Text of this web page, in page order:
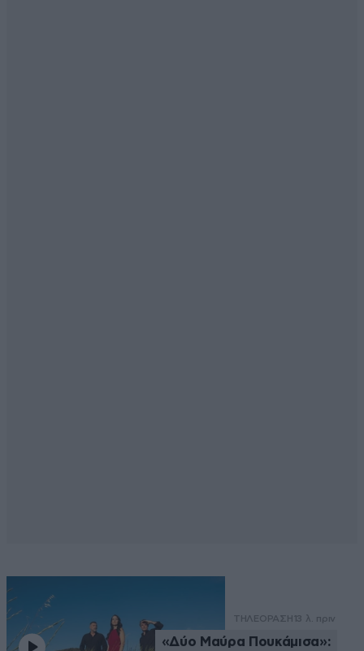
ΤΗΛΕΟΡΑΣΗ 13 λ. πριν
«Δύο Μαύρα Πουκάμισα»: